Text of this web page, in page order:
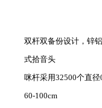
双杆双备份设计，锌
式拾音头
咪杆采用32500个直
60-100cm